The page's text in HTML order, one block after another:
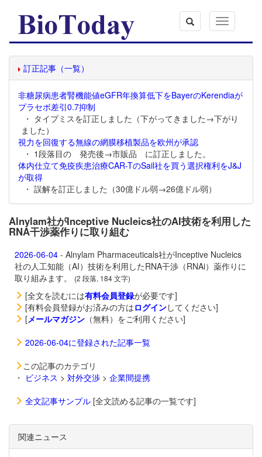
Toggle
navigation
訂正記事（一覧）
非糖尿病患者腎機能値eGFR年換算低下をBayerのKerendiaが
プラセボ差引0.7抑制
・ タイプミスを訂正しました（下がってきました→下がり
ました）
視力を回復する無線の網膜移植製品を欧州が承認
・ 1段落目の 発売後→市販品 に訂正しました。
体内仕立て免疫疾患治療CAR-TのSail社を買う選択権利をJ&J
が取得
・ 誤解を訂正しました（30億ドル弱→26億ドル弱）
Alnylam社がInceptive Nucleics社のAI技術を利用した
RNA干渉薬作りに取り組む
2026-06-04 - Alnylam Pharmaceuticals社がInceptive Nucleics
社の人工知能（AI）技術を利用したRNA干渉（RNAi）薬作りに
取り組みます。
(2 段落, 184 文字)
[全文を読むには有料会員登録が必要です]
[有料会員登録がお済みの方はログインしてください]
[メールマガジン （無料）をご利用ください]
2026-06-04に登録された記事一覧
この記事のカテゴリ
・ ビジネス > 対外交渉 > 企業間提携
全文記事サンプル [全文読める記事の一覧です]
関連ニュース